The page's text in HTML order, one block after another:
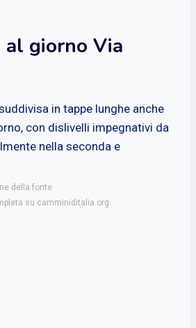
al giorno Via
in tappe lunghe anche
con dislivelli impegnativi da
nella seconda e
della fonte
su camminiditalia.org